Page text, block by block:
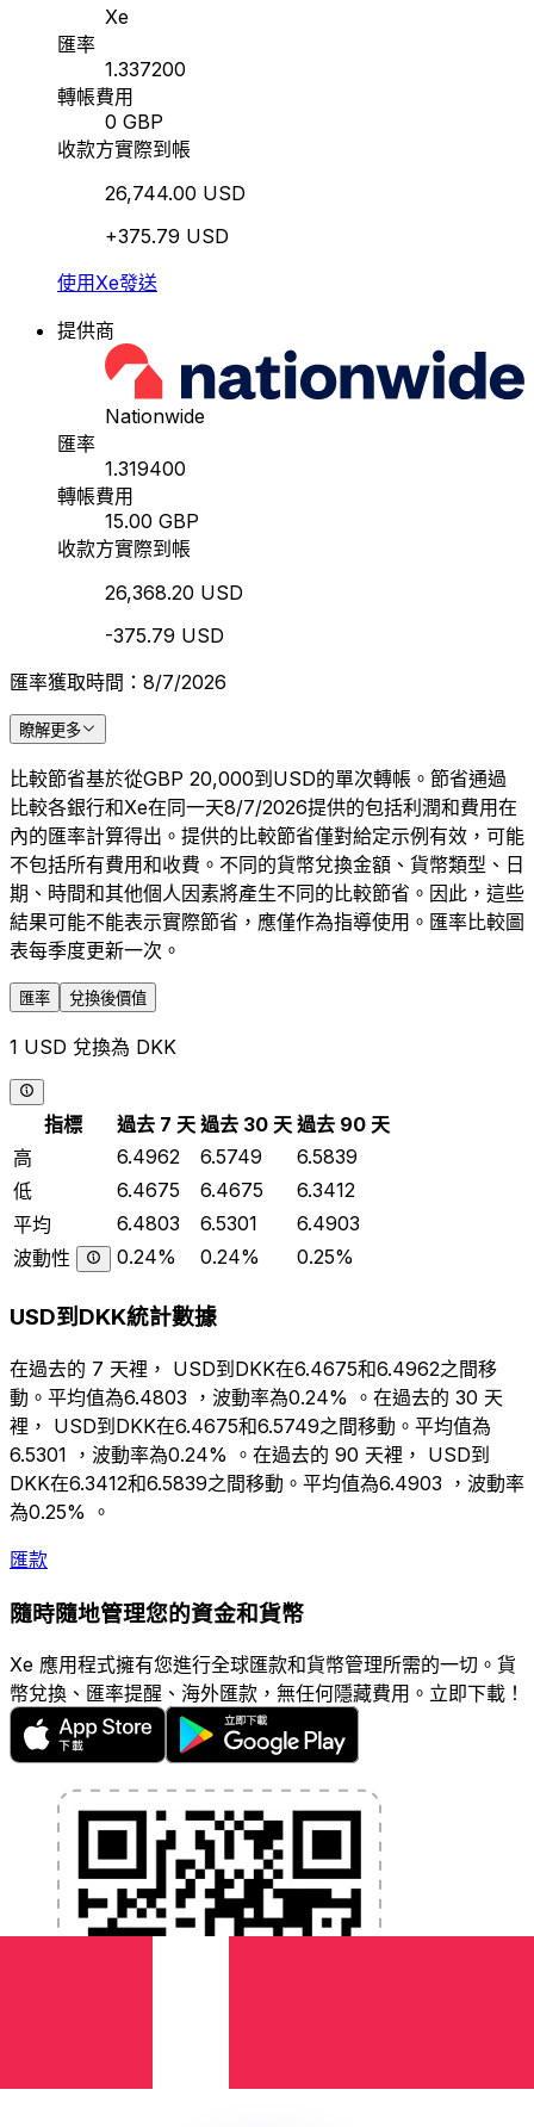
Xe
匯率
1.337200
轉帳費用
0 GBP
收款方實際到帳
26,744.00 USD
+375.79 USD
使用Xe發送
提供商
Nationwide
匯率
1.319400
轉帳費用
15.00 GBP
收款方實際到帳
26,368.20 USD
-375.79 USD
匯率獲取時間：8/7/2026
瞭解更多
比較節省基於從GBP 20,000到USD的單次轉帳。節省通過
比較各銀行和Xe在同一天8/7/2026提供的包括利潤和費用在
內的匯率計算得出。提供的比較節省僅對給定示例有效，可能
不包括所有費用和收費。不同的貨幣兌換金額、貨幣類型、日
期、時間和其他個人因素將產生不同的比較節省。因此，這些
結果可能不能表示實際節省，應僅作為指導使用。匯率比較圖
表每季度更新一次。
匯率 兌換後價值
1 USD 兌換為 DKK
指標 過去 7 天 過去 30 天 過去 90 天
高
6.4962 6.5749
6.5839
低
6.4675 6.4675
6.3412
平均
6.4803 6.5301
6.4903
波動性
0.24% 0.24% 0.25%
USD到DKK統計數據
在過去的 7 天裡， USD到DKK在6.4675和6.4962之間移
動。平均值為6.4803 ，波動率為0.24% 。在過去的 30 天
裡， USD到DKK在6.4675和6.5749之間移動。平均值為
6.5301 ，波動率為0.24% 。在過去的 90 天裡， USD到
DKK在6.3412和6.5839之間移動。平均值為6.4903 ，波動率
為0.25% 。
匯款
隨時隨地管理您的資金和貨幣
Xe 應用程式擁有您進行全球匯款和貨幣管理所需的一切。貨
幣兌換、匯率提醒、海外匯款，無任何隱藏費用。立即下載！